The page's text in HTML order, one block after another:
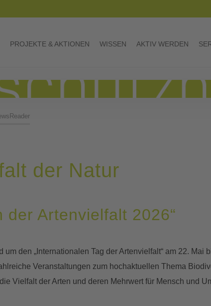
PROJEKTE & AKTIONEN WISSEN AKTIV WERDEN
der Natur
der Artenvielfalt 2026“
den „Internationalen Tag der Artenvielfalt“ am 22. Mai
Veranstaltungen zum hochaktuellen Thema
Vielfalt der Arten und deren Mehrwert für Mensch und